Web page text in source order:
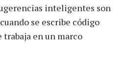
inteligentes son
se escribe código
en un marco